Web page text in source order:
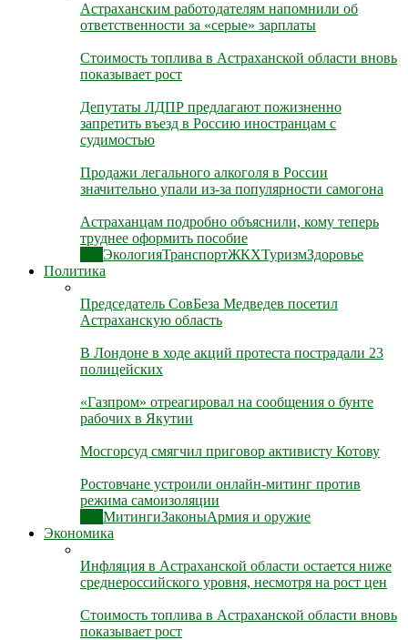
Астраханским работодателям напомнили об
ответственности за «серые» зарплаты
Стоимость топлива в Астраханской области вновь
показывает рост
Депутаты ЛДПР предлагают пожизненно
запретить въезд в Россию иностранцам с
судимостью
Продажи легального алкоголя в России
значительно упали из-за популярности самогона
Астраханцам подробно объяснили, кому теперь
труднее оформить пособие
ЭкологияТранспортЖКХТуризмЗдоровье
Политика
Председатель СовБеза Медведев посетил
Астраханскую область
В Лондоне в ходе акций протеста пострадали 23
полицейских
«Газпром» отреагировал на сообщения о бунте
рабочих в Якутии
Мосгорсуд смягчил приговор активисту Котову
Ростовчане устроили онлайн-митинг против
режима самоизоляции
МитингиЗаконыАрмия и оружие
Экономика
Инфляция в Астраханской области остается ниже
среднероссийского уровня, несмотря на рост цен
Стоимость топлива в Астраханской области вновь
показывает рост